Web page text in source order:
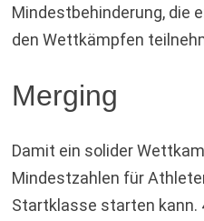
Mindestbehinderung, die
den Wettkämpfen
Merging
Damit ein solider
Mindestzahlen für
Startklasse starten kann.